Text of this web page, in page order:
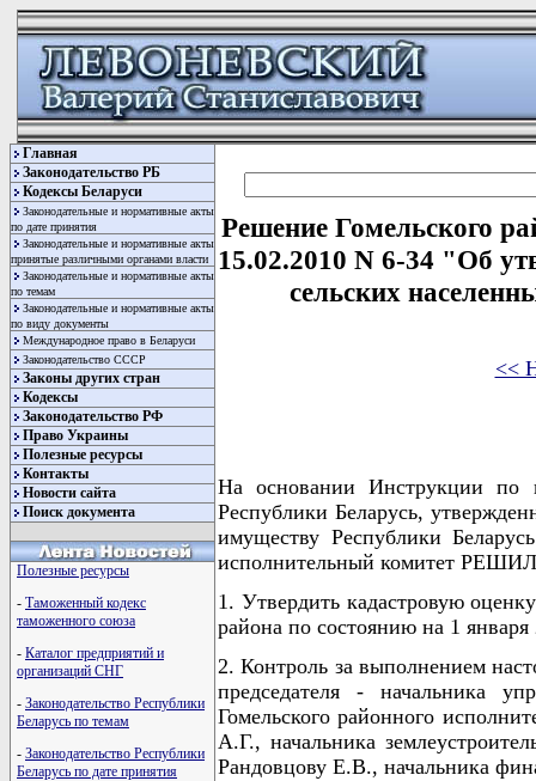
Главная
Законодательство РБ
Кодексы Беларуси
Законодательные и нормативные акты
по дате принятия
Законодательные и нормативные акты
принятые различными органами власти
Законодательные и нормативные акты
по темам
Законодательные и нормативные акты
по виду документы
Международное право в Беларуси
Законодательство СССР
Законы других стран
Кодексы
Законодательство РФ
Право Украины
Полезные ресурсы
Контакты
Новости сайта
Поиск документа
Полезные ресурсы
- Таможенный кодекс
таможенного союза
- Каталог предприятий и
организаций СНГ
- Законодательство Республики
Беларусь по темам
- Законодательство Республики
Беларусь по дате принятия
Решение Гомельского
15.02.2010 N 6-34 "Об
сельских
<<
На основании Инструкции по
Республики Беларусь,
имуществу Республики
исполнительный комитет
1. Утвердить кадастровую
района по состоянию на 1
2. Контроль за выполнением
председателя - начальника
Гомельского районного
А.Г., начальника
Рандовцову Е.В., начальника